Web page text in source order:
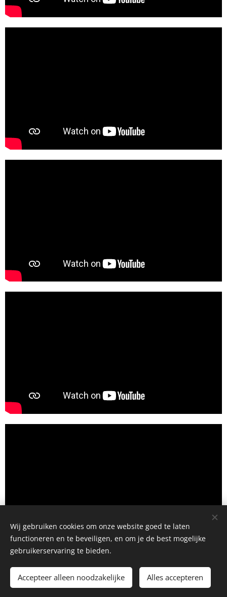
Cookies
Wij gebruiken cookies om onze website goed te laten
functioneren en te beveiligen, en om je de best mogelijke
gebruikerservaring te bieden.
Accepteer alleen noodzakelijke Alles accepteren